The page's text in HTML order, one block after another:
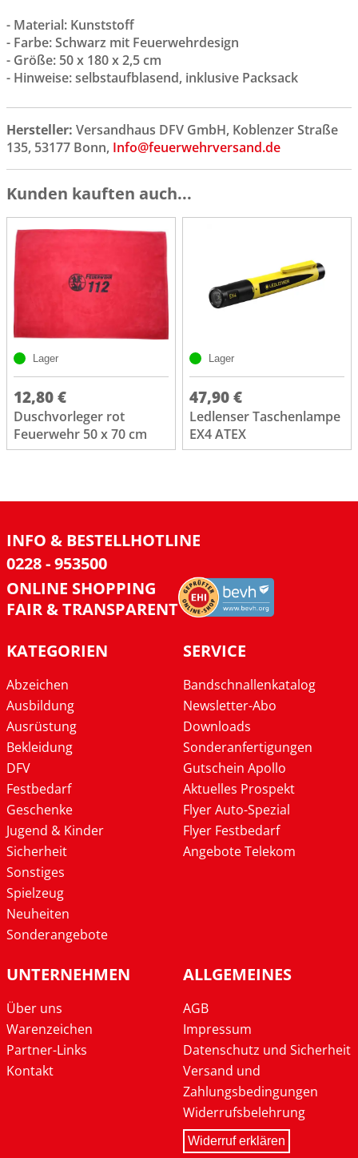
- Material: Kunststoff
- Farbe: Schwarz mit Feuerwehrdesign
- Größe: 50 x 180 x 2,5 cm
- Hinweise: selbstaufblasend, inklusive Packsack
Hersteller: Versandhaus DFV GmbH, Koblenzer Straße
135, 53177 Bonn, Info@feuerwehrversand.de
Kunden kauften auch...
Lager
12,80 €
Duschvorleger rot
Feuerwehr 50 x 70 cm
Lager
47,90 €
Ledlenser Taschenlampe
EX4 ATEX
INFO & BESTELLHOTLINE
0228 - 953500
ONLINE SHOPPING
FAIR & TRANSPARENT
KATEGORIEN
Abzeichen
Ausbildung
Ausrüstung
Bekleidung
DFV
Festbedarf
Geschenke
Jugend & Kinder
Sicherheit
Sonstiges
Spielzeug
Neuheiten
Sonderangebote
SERVICE
Bandschnallenkatalog
Newsletter-Abo
Downloads
Sonderanfertigungen
Gutschein Apollo
Aktuelles Prospekt
Flyer Auto-Spezial
Flyer Festbedarf
Angebote Telekom
UNTERNEHMEN
Über uns
Warenzeichen
Partner-Links
Kontakt
ALLGEMEINES
AGB
Impressum
Datenschutz und Sicherheit
Versand und
Zahlungsbedingungen
Widerrufsbelehrung
Widerruf erklären